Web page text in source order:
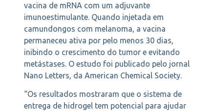
vacina de mRNA com um adjuvante
imunoestimulante. Quando injetada em
camundongos com melanoma, a vacina
permaneceu ativa por pelo menos 30 dias,
inibindo o crescimento do tumor e evitando
metástases. O estudo foi publicado pelo jornal
Nano Letters, da American Chemical Society.
“Os resultados mostraram que o sistema de
entrega de hidrogel tem potencial para ajudar